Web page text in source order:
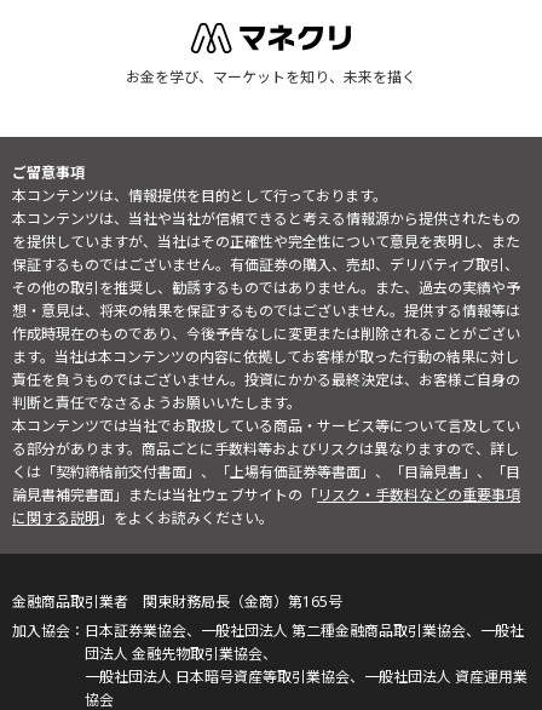
お金を学び、マーケットを知り、未来を描く
ご留意事項
本コンテンツは、情報提供を目的として行っております。
本コンテンツは、当社や当社が信頼できると考える情報源から提供されたもの
を提供していますが、当社はその正確性や完全性について意見を表明し、また
保証するものではございません。有価証券の購入、売却、デリバティブ取引、
その他の取引を推奨し、勧誘するものではありません。また、過去の実績や予
想・意見は、将来の結果を保証するものではございません。提供する情報等は
作成時現在のものであり、今後予告なしに変更または削除されることがござい
ます。当社は本コンテンツの内容に依拠してお客様が取った行動の結果に対し
責任を負うものではございません。投資にかかる最終決定は、お客様ご自身の
判断と責任でなさるようお願いいたします。
本コンテンツでは当社でお取扱している商品・サービス等について言及してい
る部分があります。商品ごとに手数料等およびリスクは異なりますので、詳し
くは「契約締結前交付書面」、「上場有価証券等書面」、「目論見書」、「目
論見書補完書面」または当社ウェブサイトの「リスク・手数料などの重要事項
に関する説明」をよくお読みください。
金融商品取引業者 関東財務局長（金商）第165号
日本証券業協会、一般社団法人 第二種金融商品取引業協会、一般社
団法人 金融先物取引業協会、
一般社団法人 日本暗号資産等取引業協会、一般社団法人 資産運用業
協会